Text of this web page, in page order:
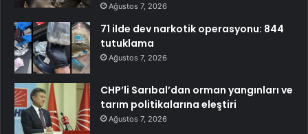
Ağustos 7, 2026
71 ilde dev narkotik operasyonu: 844
tutuklama
Ağustos 7, 2026
CHP’li Sarıbal’dan orman yangınları ve
tarım politikalarına eleştiri
Ağustos 7, 2026